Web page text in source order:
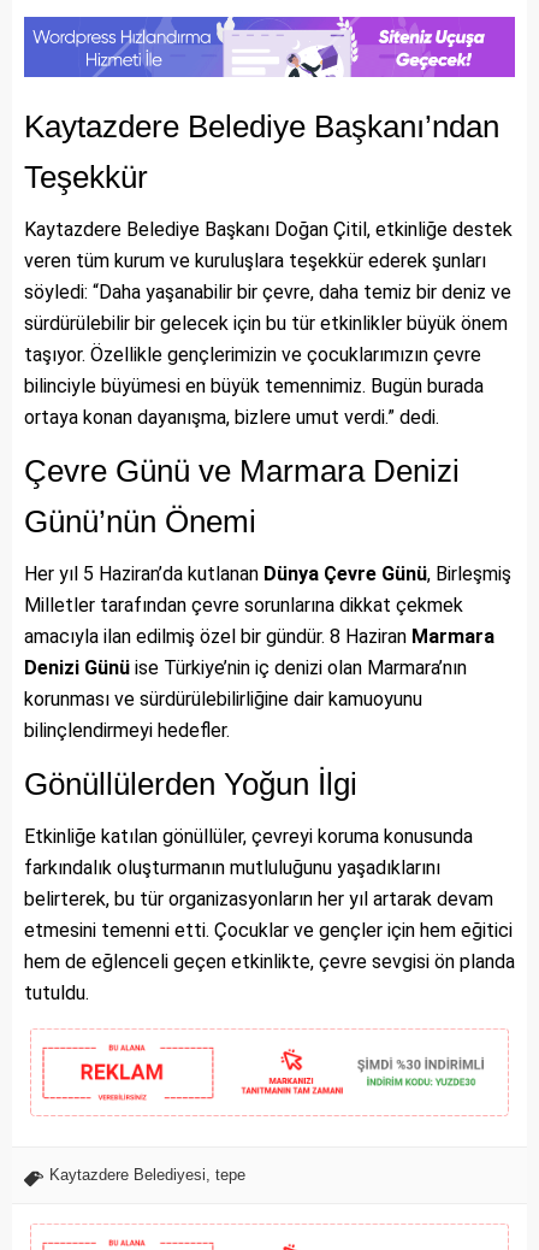
Kaytazdere Belediye Başkanı’ndan
Teşekkür
Kaytazdere Belediye Başkanı Doğan Çitil, etkinliğe destek
veren tüm kurum ve kuruluşlara teşekkür ederek şunları
söyledi: “Daha yaşanabilir bir çevre, daha temiz bir deniz ve
sürdürülebilir bir gelecek için bu tür etkinlikler büyük önem
taşıyor. Özellikle gençlerimizin ve çocuklarımızın çevre
bilinciyle büyümesi en büyük temennimiz. Bugün burada
ortaya konan dayanışma, bizlere umut verdi.” dedi.
Çevre Günü ve Marmara Denizi
Günü’nün Önemi
Her yıl 5 Haziran’da kutlanan Dünya Çevre Günü, Birleşmiş
Milletler tarafından çevre sorunlarına dikkat çekmek
amacıyla ilan edilmiş özel bir gündür. 8 Haziran Marmara
Denizi Günü ise Türkiye’nin iç denizi olan Marmara’nın
korunması ve sürdürülebilirliğine dair kamuoyunu
bilinçlendirmeyi hedefler.
Gönüllülerden Yoğun İlgi
Etkinliğe katılan gönüllüler, çevreyi koruma konusunda
farkındalık oluşturmanın mutluluğunu yaşadıklarını
belirterek, bu tür organizasyonların her yıl artarak devam
etmesini temenni etti. Çocuklar ve gençler için hem eğitici
hem de eğlenceli geçen etkinlikte, çevre sevgisi ön planda
tutuldu.
Kaytazdere Belediyesi, tepe